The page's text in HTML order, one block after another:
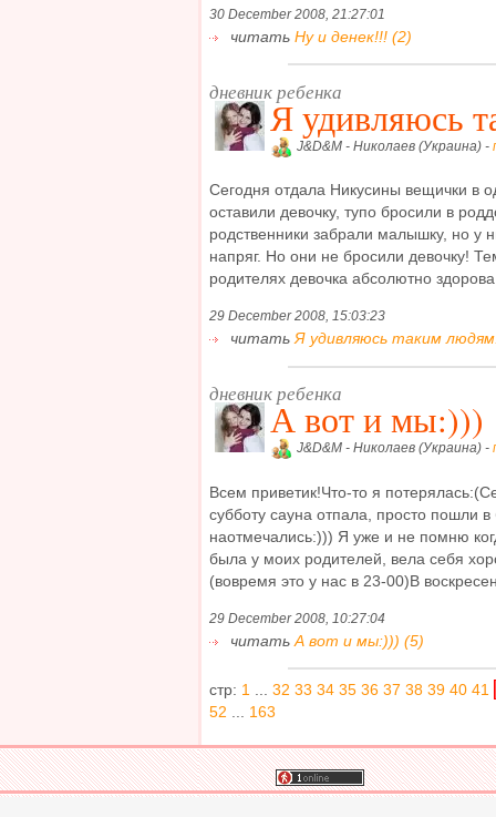
30 December 2008, 21:27:01
читать Ну и денек!!! (2)
дневник ребенка
Я удивляюсь
J&D&M - Николаев (Украина) -
Сегодня отдала Никусины вещички в
оставили девочку, тупо бросили в
родственники забрали малышку, но у
напряг. Но они не бросили девочку!
родителях девочка абсолютно
29 December 2008, 15:03:23
читатьЯ удивляюсь таким
дневник ребенка
А вот и мы:)))
J&D&M - Николаев (Украина) -
Всем приветик!Что-то я
субботу сауна отпала, просто пошли в
наотмечались:))) Я уже и не помню
была у моих родителей, вела себя
(вовремя это у нас в 23-00)В
29 December 2008, 10:27:04
читать А вот и мы:))) (5)
стр: 1 32 33 34 35 36 37 38 39 40 41
52
163